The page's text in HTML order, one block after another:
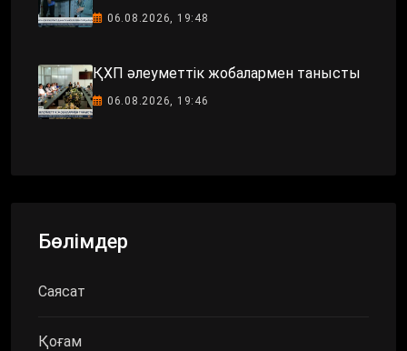
06.08.2026, 19:48
ҚХП әлеуметтік жобалармен танысты
06.08.2026, 19:46
Бөлімдер
Саясат
Қоғам